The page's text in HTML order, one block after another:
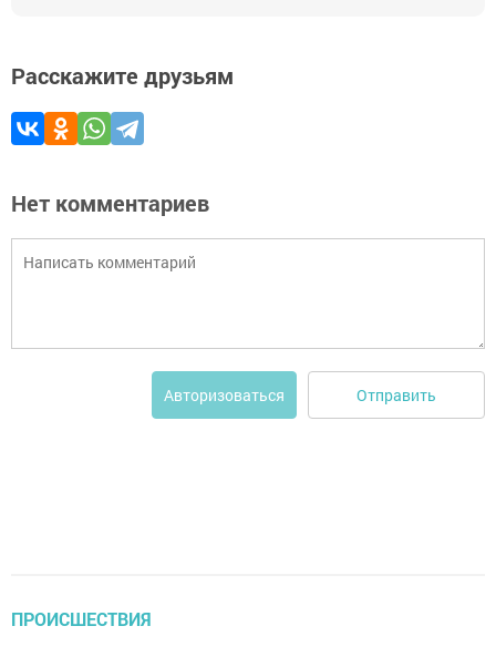
Расскажите друзьям
Нет комментариев
Авторизоваться Отправить
ПРОИСШЕСТВИЯ